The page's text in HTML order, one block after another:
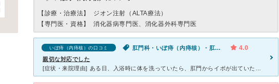
【診療・治療法】
ジオン注射（ALTA療法）
【専門医・資格】
消化器病専門医、消化器外科専門医
いぼ痔（内痔核）の口コミ 肛門科・いぼ痔（内痔核）・肛門から出血 4.0
親切な対応でした